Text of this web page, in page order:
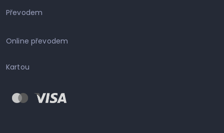
Převodem
Online převodem
Kartou